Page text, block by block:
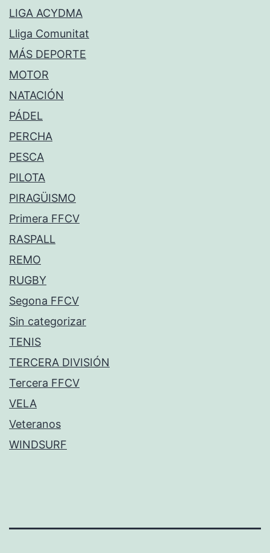
LIGA ACYDMA
Lliga Comunitat
MÁS DEPORTE
MOTOR
NATACIÓN
PÁDEL
PERCHA
PESCA
PILOTA
PIRAGÜISMO
Primera FFCV
RASPALL
REMO
RUGBY
Segona FFCV
Sin categorizar
TENIS
TERCERA DIVISIÓN
Tercera FFCV
VELA
Veteranos
WINDSURF